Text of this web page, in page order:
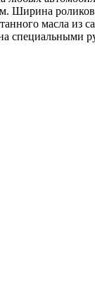
Ширина
масла из
специальными